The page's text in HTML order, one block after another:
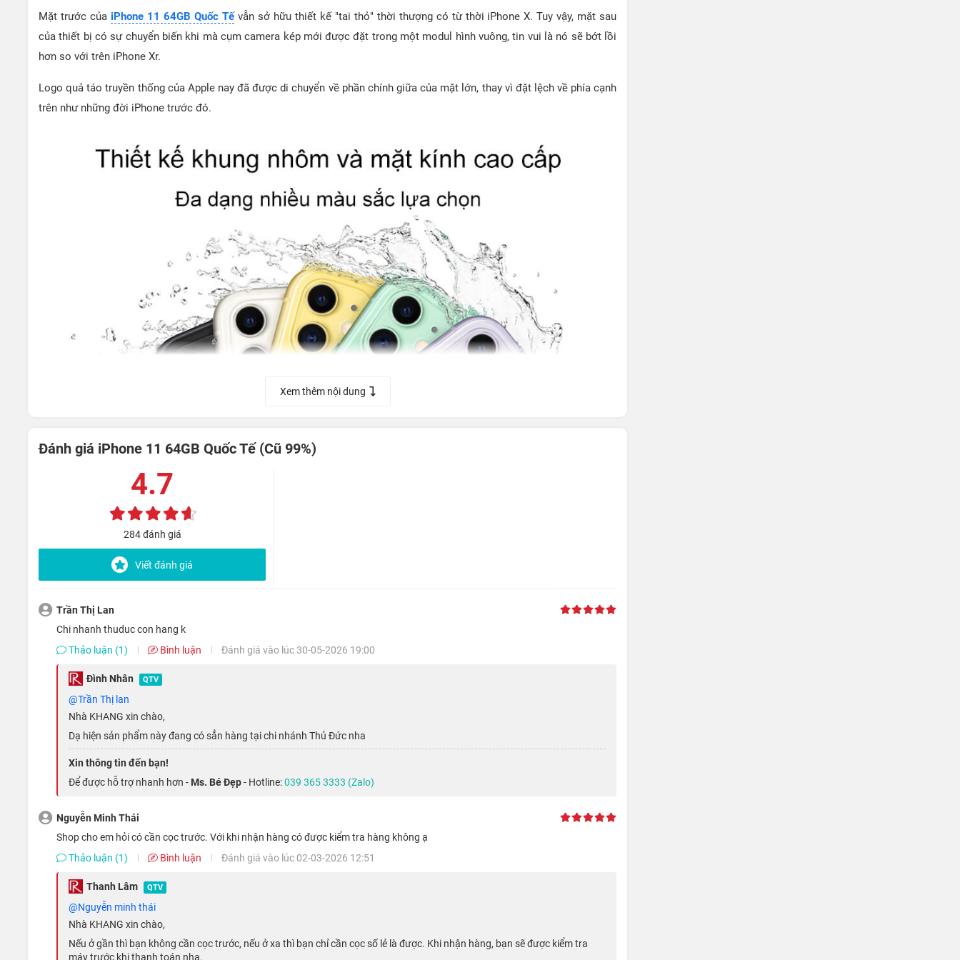
Mặt trước của iPhone 11 64GB Quốc Tếvẫn sở hữu thiết kế "tai thỏ" thời thượng có từ thời iPhone X. Tuy vậy, mặt sau
của thiết bị có sự chuyển biến khi mà cụm camera kép mới được đặt trong một modul hình vuông, tin vui là nó sẽ bớt lồi
hơn so với trên iPhone Xr.
Logo quả táo truyền thống của Apple nay đã được di chuyển về phần chính giữa của mặt lớn, thay vì đặt lệch về phía cạnh
trên như những đời iPhone trước đó.
Apple cho biết, họ đã hoàn thiện trên iPhone mới với một mặt lưng kính và đây là loại kính bền nhất từ trước tới nay dùng
Thiết kế 2 mặt kính, kèm viền nhôm giúp iPhone 11 có trọng lượng nhẹ, nhưng đồng thời cũng cứng cáp. Phím tắt âm
được thiết kế lại thành dạng tròn và có cơ cấu gạt xuống, phù hợp hơn trong quá trình sử dụng máy.
Màn hình Liquid Retina được đánh giá là tấm nền tốt nhất
Màn hình LCD của iPhone 11 có cái tên là Liquid Retina với độ phân giải HD+. Màn hình này cho phép iPhone 11 có độ
Xem thêm nội dung
Đánh giá iPhone 11 64GB Quốc Tế (Cũ 99%)
4.7
284 đánh giá
Viết đánh giá
Trần Thị Lan
chi nhanh thuduc con hang k
Thảo luận (1)
Bình luận Đánh giá vào lúc 30-05-2026 19:00
Đình Nhân QTV
@Trần Thị lan
Nhà KHANG xin chào,
Dạ hiện sản phẩm này đang có sẳn hàng tại chi nhánh Thủ Đức nha
Xin thông tin đến bạn!
Để được hỗ trợ nhanh hơn - Ms. Bé Đẹp- Hotline:039 365 3333 (Zalo)
Nguyễn Minh Thái
Shop cho em hỏi có cần cọc trước. Với khi nhận hàng có được kiểm tra hàng không ạ
Thảo luận (1)
Bình luận Đánh giá vào lúc 02-03-2026 12:51
Thanh Lâm QTV
@Nguyễn minh thái
Nhà KHANG xin chào,
Nếu ở gần thì bạn không cần cọc trước, nếu ở xa thì bạn chỉ cần cọc số lẻ là được. Khi nhận hàng, bạn sẽ được kiểm tra
máy trước khi thanh toán nha.